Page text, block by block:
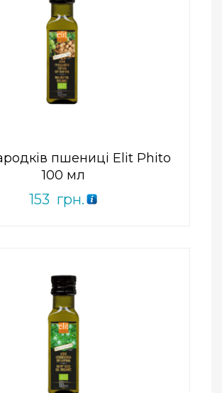
пшениці Elit Phito
100 мл
153 грн.
ПРИДБАТИ
Add to Wishlist
ПРИДБАТИ
Add to Wishlist